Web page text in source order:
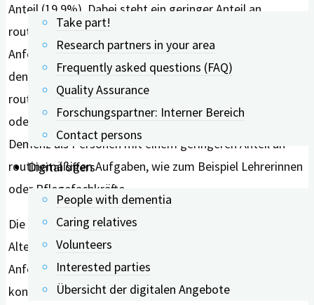
Take part!
Research partners in your area
Frequently asked questions (FAQ)
Quality Assurance
Forschungspartner: Interner Bereich
Contact persons
Digital offers
People with dementia
Caring relatives
Volunteers
Interested parties
Übersicht der digitalen Angebote
Anteil (19,9%). Dabei steht ein geringer Anteil an
routinemäßigen Aufgaben mit hohen kognitiven
Anforderungen im Beruf in Verbindung. Personen aus
den Berufsgruppen mit einem hohen Anteil an
routinemäßigen Aufgaben, wie zum Beispiel Hilfskräfte
oder Postboten, hatten ein höheres Risiko für MCI und
Demenz als Personen mit einem geringeren Anteil an
routinemäßigen Aufgaben, wie zum Beispiel Lehrerinnen
oder Pflegefachkräfte.
Die Studienergebnisse zeigen zudem, dass in der
Altersspanne zwischen 33 bis 65 Jahren die kognitiven
Anforderungen im Beruf in allen vier Gruppen recht
konstant bleiben. Ab 55 Jahren ist bei zwei Gruppen ein